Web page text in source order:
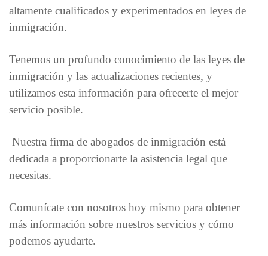
altamente cualificados y experimentados en leyes de
inmigración.
Tenemos un profundo conocimiento de las leyes de
inmigración y las actualizaciones recientes, y
utilizamos esta información para ofrecerte el mejor
servicio posible.
Nuestra firma de abogados de inmigración está
dedicada a proporcionarte la asistencia legal que
necesitas.
Comunícate con nosotros hoy mismo para obtener
más información sobre nuestros servicios y cómo
podemos ayudarte.